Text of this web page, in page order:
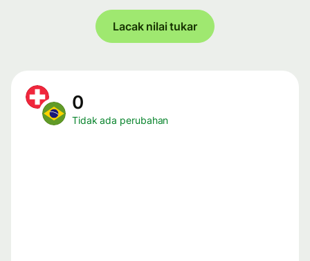
Lacak nilai tukar
0
Tidak ada perubahan